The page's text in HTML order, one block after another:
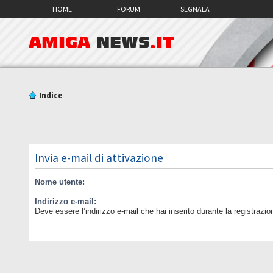
HOME FORUM SEGNALA
AMIGA NEWS.IT
Indice
Invia e-mail di attivazione
Nome utente:
Indirizzo e-mail:
Deve essere l’indirizzo e-mail che hai inserito durante la